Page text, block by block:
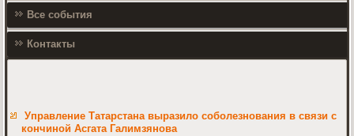
Все события
Контакты
Управление Татарстана выразило соболезнования в связи с
кончиной Асгата Галимзянова